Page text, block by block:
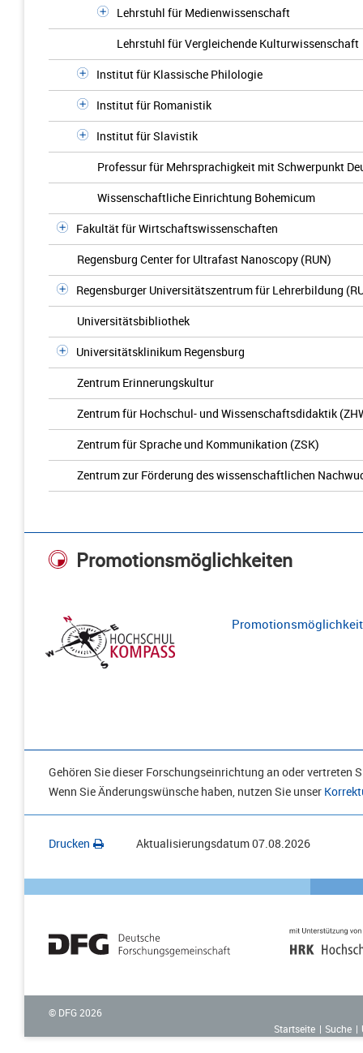
Lehrstuhl für Medienwissenschaft
Lehrstuhl für Vergleichende Kulturwissenschaft
Institut für Klassische Philologie
Institut für Romanistik
Institut für Slavistik
Professur für Mehrsprachigkeit mit Schwerpunkt
Wissenschaftliche Einrichtung Bohemicum
Fakultät für Wirtschaftswissenschaften
Regensburg Center for Ultrafast Nanoscopy (RUN)
Regensburger Universitätszentrum für Lehrerbildung
Universitätsbibliothek
Universitätsklinikum Regensburg
Zentrum Erinnerungskultur
Zentrum für Hochschul- und Wissenschaftsdidaktik
Zentrum für Sprache und Kommunikation (ZSK)
Zentrum zur Förderung des wissenschaftlichen
Promotionsmöglichkeiten
Gehören Sie dieser Forschungseinrichtung an oder vertreten
Wenn Sie Änderungswünsche haben, nutzen Sie unser
Drucken Aktualisierungsdatum07.08.2026
© DFG 2026
Startseite
Suche